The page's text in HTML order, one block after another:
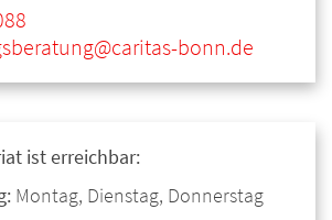
bonn.de
ist erreichbar:
Montag, Dienstag, Donnerstag